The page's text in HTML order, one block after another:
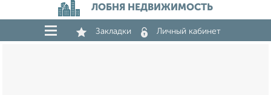
ЛОБНЯ НЕДВИЖИМОСТЬ
Закладки Личный кабинет